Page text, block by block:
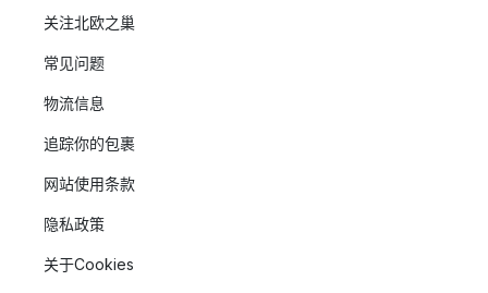
关注北欧之巢
常见问题
物流信息
追踪你的包裹
网站使用条款
隐私政策
关于Cookies